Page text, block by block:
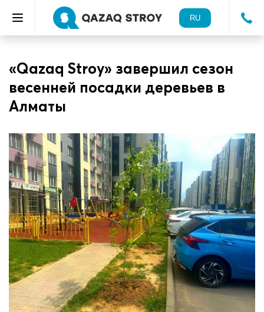
«Qazaq Stroy» завершил сезон
весенней посадки деревьев в
Алматы
RU